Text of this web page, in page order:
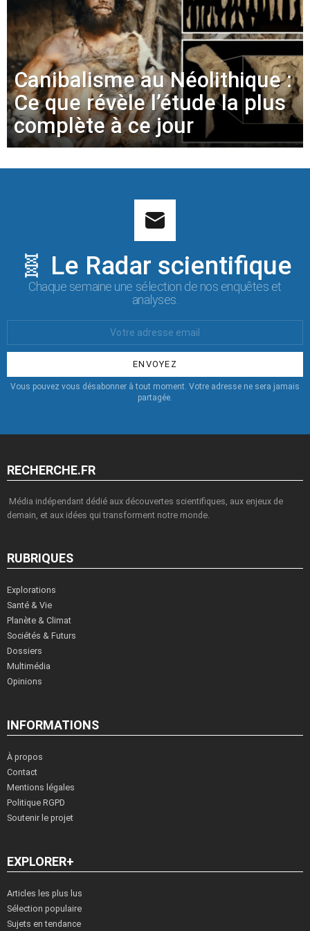
Canibalisme au Néolithique :
Ce que révèle l’étude la plus
complète à ce jour
🧬 Le Radar scientifique
Chaque semaine une sélection de nos enquêtes et
analyses.
:
Vous pouvez vous désabonner à tout moment. Votre adresse ne sera jamais
partagée.
RECHERCHE.FR
Média indépendant dédié aux découvertes scientifiques, aux enjeux de
demain, et aux idées qui transforment notre monde.
RUBRIQUES
Explorations
Santé & Vie
Planète & Climat
Sociétés & Futurs
Dossiers
Multimédia
Opinions
INFORMATIONS
À propos
Contact
Mentions légales
Politique RGPD
Soutenir le projet
EXPLORER+
Articles les plus lus
Sélection populaire
Sujets en tendance